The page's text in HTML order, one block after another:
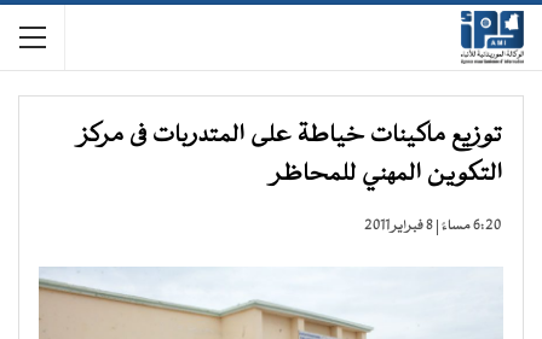
توزيع ماكينات خياطة على المتدربات فى مركز
التكوين المهني للمحاظر
6:20 مساءً | 8 فبراير 2011